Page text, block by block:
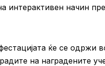
интерактивен начин
ќе се одржи
на наградените